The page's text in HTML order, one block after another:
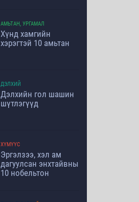
АМЬТАН, УРГАМАЛ
Хүнд хамгийн
хэрэгтэй 10 амьтан
ДЭЛХИЙ
Дэлхийн гол шашин
шүтлэгүүд
ХҮМҮҮС
Эргэлзээ, хэл ам
дагуулсан энхтайвны
10 нобельтон